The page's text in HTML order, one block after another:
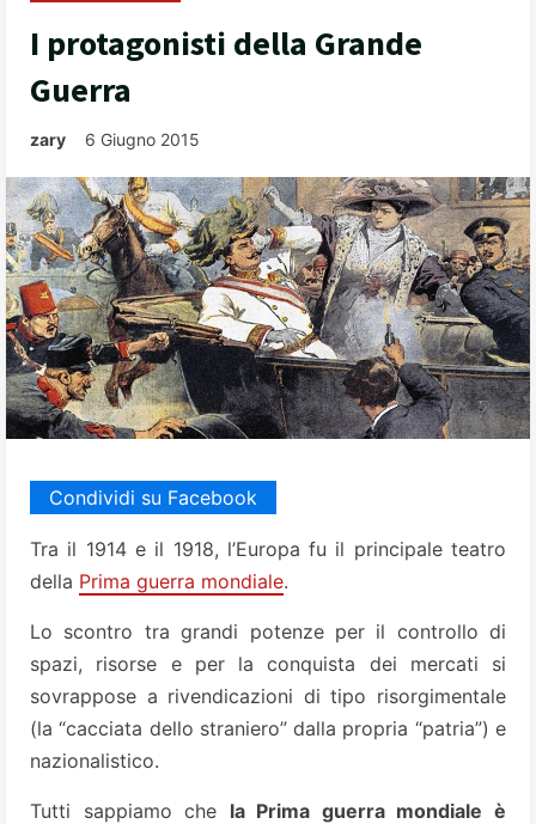
I protagonisti della Grande
Guerra
zary 6 Giugno 2015
Condividi su Facebook
Tra il 1914 e il 1918, l’Europa fu il principale teatro
della Prima guerra mondiale.
Lo scontro tra grandi potenze per il controllo di
spazi, risorse e per la conquista dei mercati si
sovrappose a rivendicazioni di tipo risorgimentale
(la “cacciata dello straniero” dalla propria “patria”) e
nazionalistico.
Tutti sappiamo che la Prima guerra mondiale è